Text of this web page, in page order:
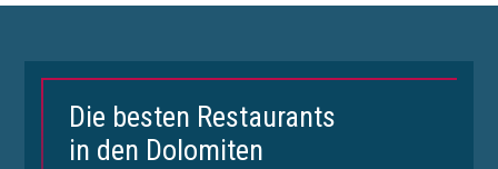
Die besten Restaurants
in den Dolomiten